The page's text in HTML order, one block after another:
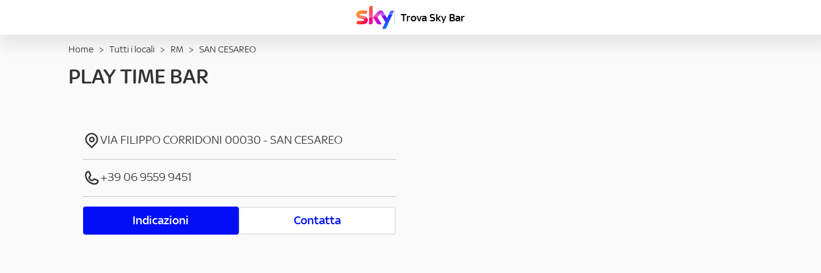
Trova Sky Bar
Home > Tutti i locali > RM > SAN CESAREO
PLAY TIME BAR
VIA FILIPPO CORRIDONI 00030 - SAN CESAREO
+39 06 9559 9451
Indicazioni Contatta